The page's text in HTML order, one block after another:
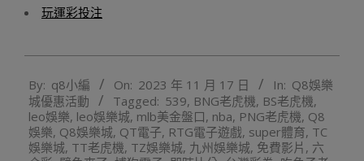
玩運彩投注
11-
17
By: q8小編 On: 2023 年 11 月 17 日 In: Q8娛樂
城優惠活動
Tagged: 539, BNG老虎機, BS老虎機,
leo娛樂, leo娛樂城, mlb美金盤口, nba, PNG老虎機, Q8
娛樂, Q8娛樂城, QT電子, RTG電子遊戲, super體育, TC
娛樂城, TT老虎機, TZ娛樂城, 九州娛樂城, 免費影片 , 六